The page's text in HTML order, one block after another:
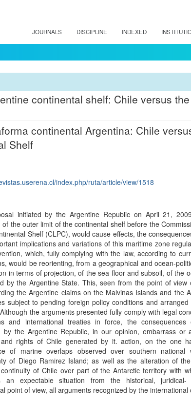
JOURNALS DISCIPLINE INDEXED
continental shelf: Chile versus
continental Argentina: Chile
Shelf
index.php/ruta/article/view/1518
initiated by the Argentine Republic on April 21,
of the outer limit of the continental shelf before the
Shelf (CLPC), would cause effects, the
implications and variations of this maritime zone
which, fully complying with the law, according to
would be reorienting, from a geographical and ocean-
in terms of projection, of the sea floor and subsoil, of the
by the Argentine State. This, seen from the point of view
the Argentine claims on the Malvinas Islands and the
subject to pending foreign policy conditions and arranged
the arguments presented fully comply with legal
and international treaties in force, the
by the Argentine Republic, in our opinion, embarrass or
rights of Chile generated by it. action, on the one
of marine overlaps observed over southern national
of Diego Ramirez Island; as well as the alteration of
of Chile over part of the Antarctic territory with
an expectable situation from the historical, juridical-
point of view, all arguments recognized by the international